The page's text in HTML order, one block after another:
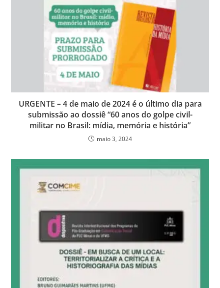
URGENTE – 4 de maio de 2024 é o último dia para
submissão ao dossiê “60 anos do golpe civil-
militar no Brasil: mídia, memória e história”
maio 3, 2024